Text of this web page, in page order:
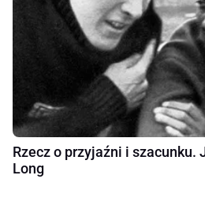
Rzecz o przyjaźni i szacunku.
Long